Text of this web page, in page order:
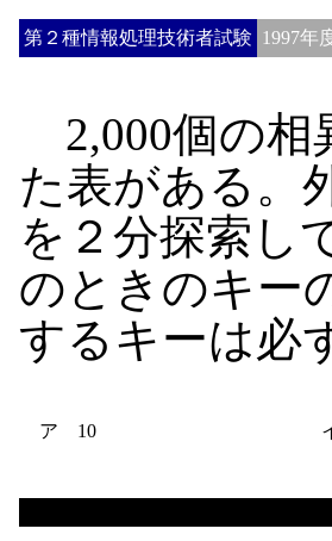
第２種情報処理技術者試験 1997年
2,000個の相
た表がある。
を２分探索し
のときのキー
するキーは必
ア 10